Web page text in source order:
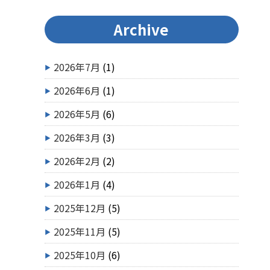
Archive
2026年7月 (1)
2026年6月 (1)
2026年5月 (6)
2026年3月 (3)
2026年2月 (2)
2026年1月 (4)
2025年12月 (5)
2025年11月 (5)
2025年10月 (6)